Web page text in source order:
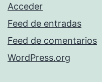
Acceder
Feed de entradas
Feed de comentarios
WordPress.org